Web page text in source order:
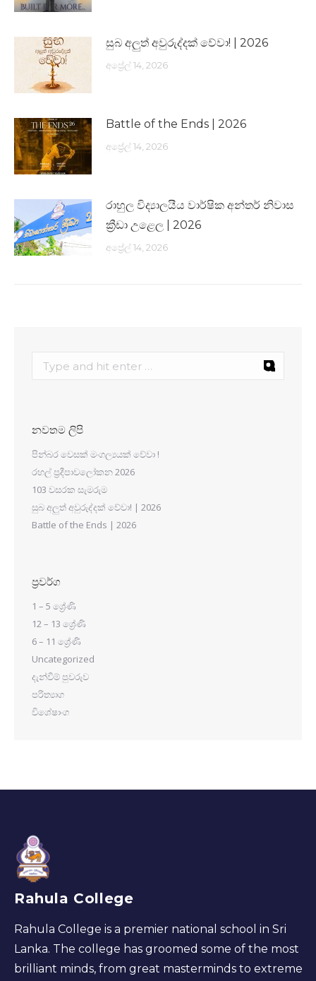
සුබ අලුත් අවුරුද්දක් වේවා! | 2026
අප්‍රේල් 14, 2026
Battle of the Ends | 2026
අප්‍රේල් 14, 2026
රාහුල විද්‍යාලයීය වාර්ෂික අන්තර් නිවාස
ක්‍රීඩා උළෙල | 2026
අප්‍රේල් 14, 2026
නවතම ලිපි
පින්බර වෙසක් මංගල්‍යයක් වේවා !
රහල් ප්‍රදීපාවලෝකන 2026
103 වසරක සැමරුම
සුබ අලුත් අවුරුද්දක් වේවා! | 2026
Battle of the Ends | 2026
ප්‍රවර්ග
1 – 5 ශ්‍රේණි
12 – 13 ශ්‍රේණි
6 – 11 ශ්‍රේණි
Uncategorized
දැන්වීම් පුවරුව
පරිත්‍යාග
විශේෂාංග
Rahula College
Rahula College is a premier national school in Sri
Lanka. The college has groomed some of the most
brilliant minds, from great masterminds to extreme